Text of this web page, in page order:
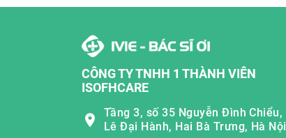
CÔNG TY TNHH 1 THÀNH VIÊN
ISOFHCARE
Tầng 3, số 35 Nguyễn Đình Chiểu,
Lê Đại Hành, Hai Bà Trưng, Hà Nội